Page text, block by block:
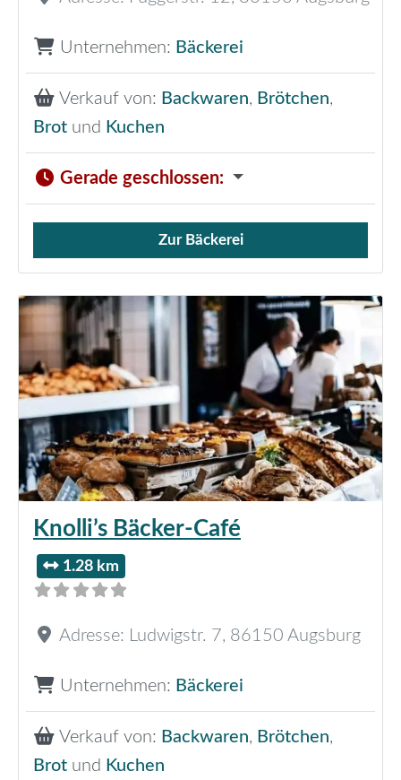
Unternehmen: Bäckerei
Verkauf von: Backwaren, Brötchen,
Brot und Kuchen
Gerade geschlossen:
Verkauf von Brötchen,
Zur Bäckerei
Knolli’s Bäcker-Café
1.28 km
Adresse: Ludwigstr. 7, 86150 Augsburg
Unternehmen: Bäckerei
Verkauf von: Backwaren, Brötchen,
Brot und Kuchen